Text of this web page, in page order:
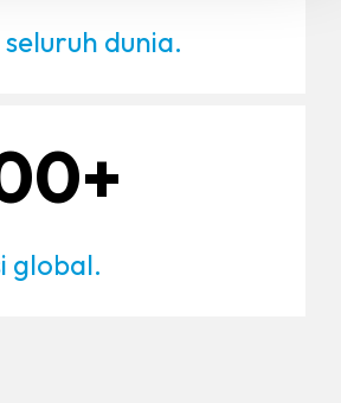
dunia.
global.